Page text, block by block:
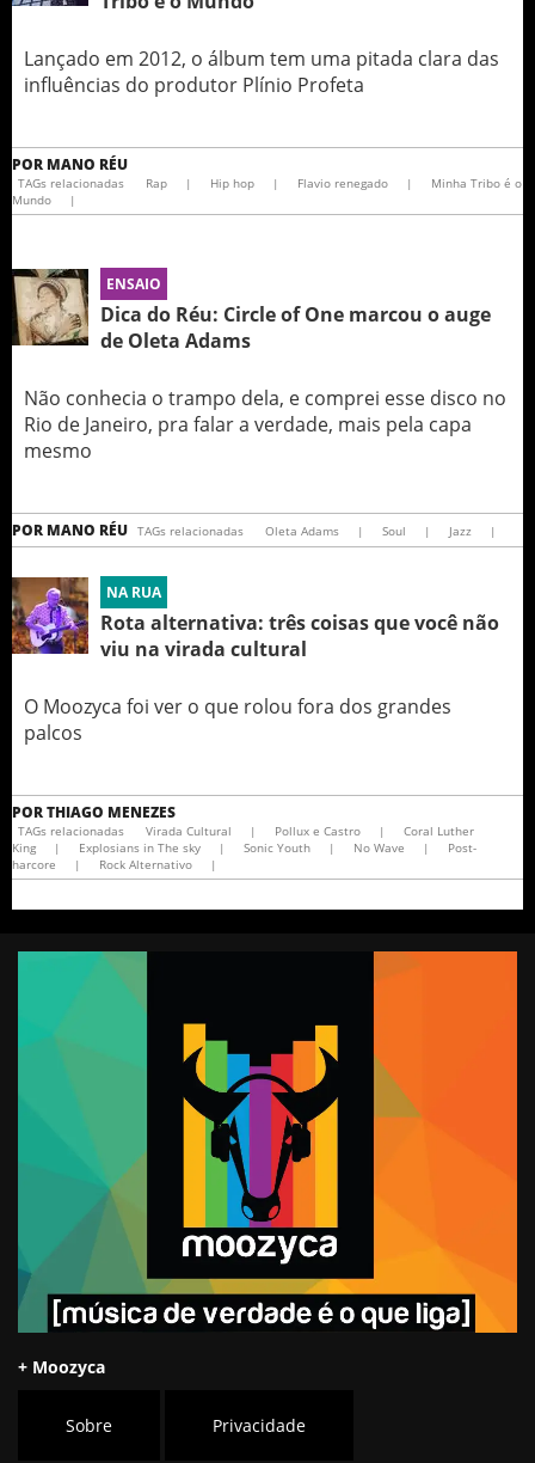
Lançado em 2012, o álbum tem uma pitada clara das
influências do produtor Plínio Profeta
POR MANO RÉU
TAGs relacionadas Rap | Hip hop | Flavio renegado |
Minha Tribo é o
Mundo
|
ENSAIO
Dica do Réu: Circle of One marcou o auge
de Oleta Adams
Não conhecia o trampo dela, e comprei esse disco no
Rio de Janeiro, pra falar a verdade, mais pela capa
mesmo
POR MANO RÉU TAGs relacionadas Oleta Adams | Soul | Jazz |
NA RUA
Rota alternativa: três coisas que você não
viu na virada cultural
O Moozyca foi ver o que rolou fora dos grandes
palcos
PORTHIAGO MENEZES
TAGs relacionadas Virada Cultural | Pollux e Castro |
Coral Luther
King
| Explosians in The sky | Sonic Youth | No Wave |
Post-
harcore
| Rock Alternativo |
+ Moozyca
Sobre Privacidade